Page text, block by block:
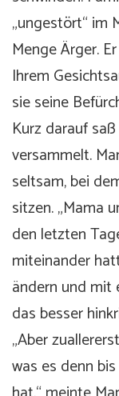
„ungestört“ im
Menge Ärger.
Ihrem
sie seine
Kurz darauf
versammelt.
seltsam, bei
sitzen. „Mama
den letzten
miteinander
ändern und mit
das besser
„Aber
was es denn